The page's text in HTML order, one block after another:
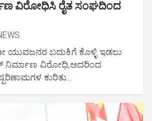
ವಿರೋಧಿಸಿ ರೈತ ಸಂಘದಿಂದ
ಯುವಜನರ ಬದುಕಿಗೆ ಕೊಳ್ಳಿ ಇಡಲು
ನಿರ್ಮಾಣ ವಿರೋಧಿ,ಅದರಿಂದ
ಕುರಿತು…